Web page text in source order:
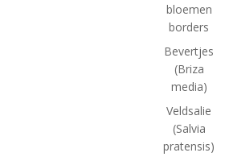
bloemen
borders
Bevertjes
(Briza
media)
Veldsalie
(Salvia
pratensis)